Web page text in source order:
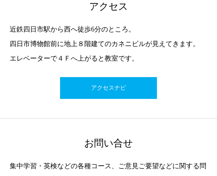
アクセス
近鉄四日市駅から西へ徒歩6分のところ。
四日市博物館前に地上８階建てのカネニビルが見えてきます。
エレベーターで４Ｆへ上がると教室です。
アクセスナビ
お問い合せ
集中学習・英検などの各種コース、ご意見ご要望などに関する問